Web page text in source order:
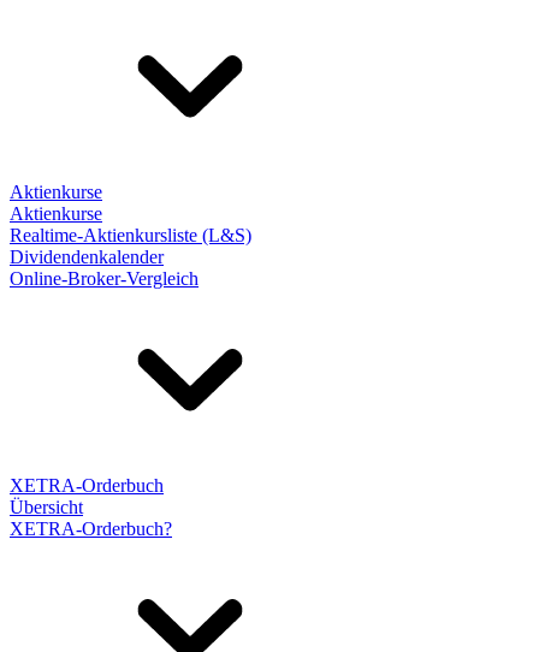
Aktienkurse
Aktienkurse
Realtime-Aktienkursliste (L&S)
Dividendenkalender
Online-Broker-Vergleich
XETRA-Orderbuch
Übersicht
XETRA-Orderbuch?